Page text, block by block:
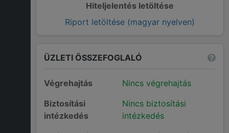
Hiteljelentés letöltése
Riport letöltése (magyar nyelven)
ÜZLETI ÖSSZEFOGLALÓ
Végrehajtás
Nincs végrehajtás
Biztosítási
intézkedés
Nincs biztosítási
intézkedés